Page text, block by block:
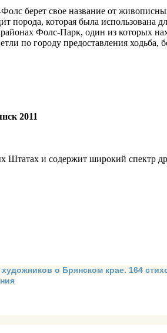
берет свое название от
которая была использована
Фолс-Парк, один из которых
по городу предоставления ходьба,
2011
и содержит широкий спектр
о Брянском крае. 164